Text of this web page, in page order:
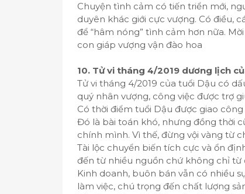
Chuyện tình cảm có tiến triển mới,
duyên khác giới cực vượng. Có điều,
để “hâm nóng” tình cảm hơn nữa.
con giáp vượng vận đào hoa
10. Tử vi tháng 4/2019 dương lịch
Tử vi tháng 4/2019 của tuổi Dậu có
quý nhân vượng, công việc được trợ
Có thời điểm tuổi Dậu được giao
Đó là bài toán khó, nhưng đồng thời
chính mình. Vì thế, đừng vội vàng từ
Tài lộc chuyển biến tích cực và ổn
đến từ nhiều nguồn chứ không chỉ từ
Kinh doanh, buôn bán vẫn có nhiều
làm việc, chú trọng đến chất lượng